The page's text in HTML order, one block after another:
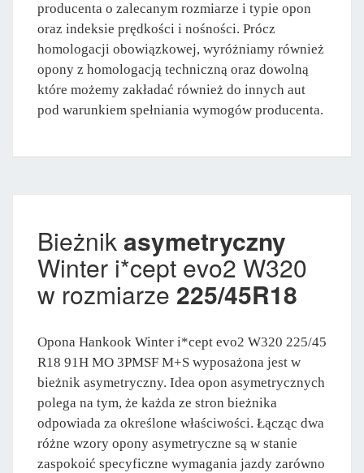
producenta o zalecanym rozmiarze i typie opon
oraz indeksie prędkości i nośności. Prócz
homologacji obowiązkowej, wyróżniamy również
opony z homologacją techniczną oraz dowolną
które możemy zakładać również do innych aut
pod warunkiem spełniania wymogów producenta.
Bieżnikasymetryczny
Winter i*cept evo2 W320
w rozmiarze 225/45R18
Opona Hankook Winter i*cept evo2 W320 225/45
R18 91H MO 3PMSF M+S wyposażona jest w
bieżnik asymetryczny. Idea opon asymetrycznych
polega na tym, że każda ze stron bieżnika
odpowiada za określone właściwości. Łącząc dwa
różne wzory opony asymetryczne są w stanie
zaspokoić specyficzne wymagania jazdy zarówno